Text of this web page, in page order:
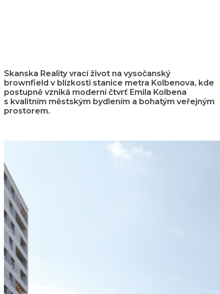
Skanska Reality vrací život na vysočanský
brownfield v blízkosti stanice metra Kolbenova, kde
postupně vzniká moderní čtvrť Emila Kolbena
s kvalitním městským bydlením a bohatým veřejným
prostorem.